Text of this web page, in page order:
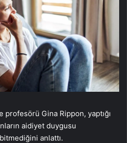
Gina Rippon, yaptığı
aidiyet duygusu
anlattı.